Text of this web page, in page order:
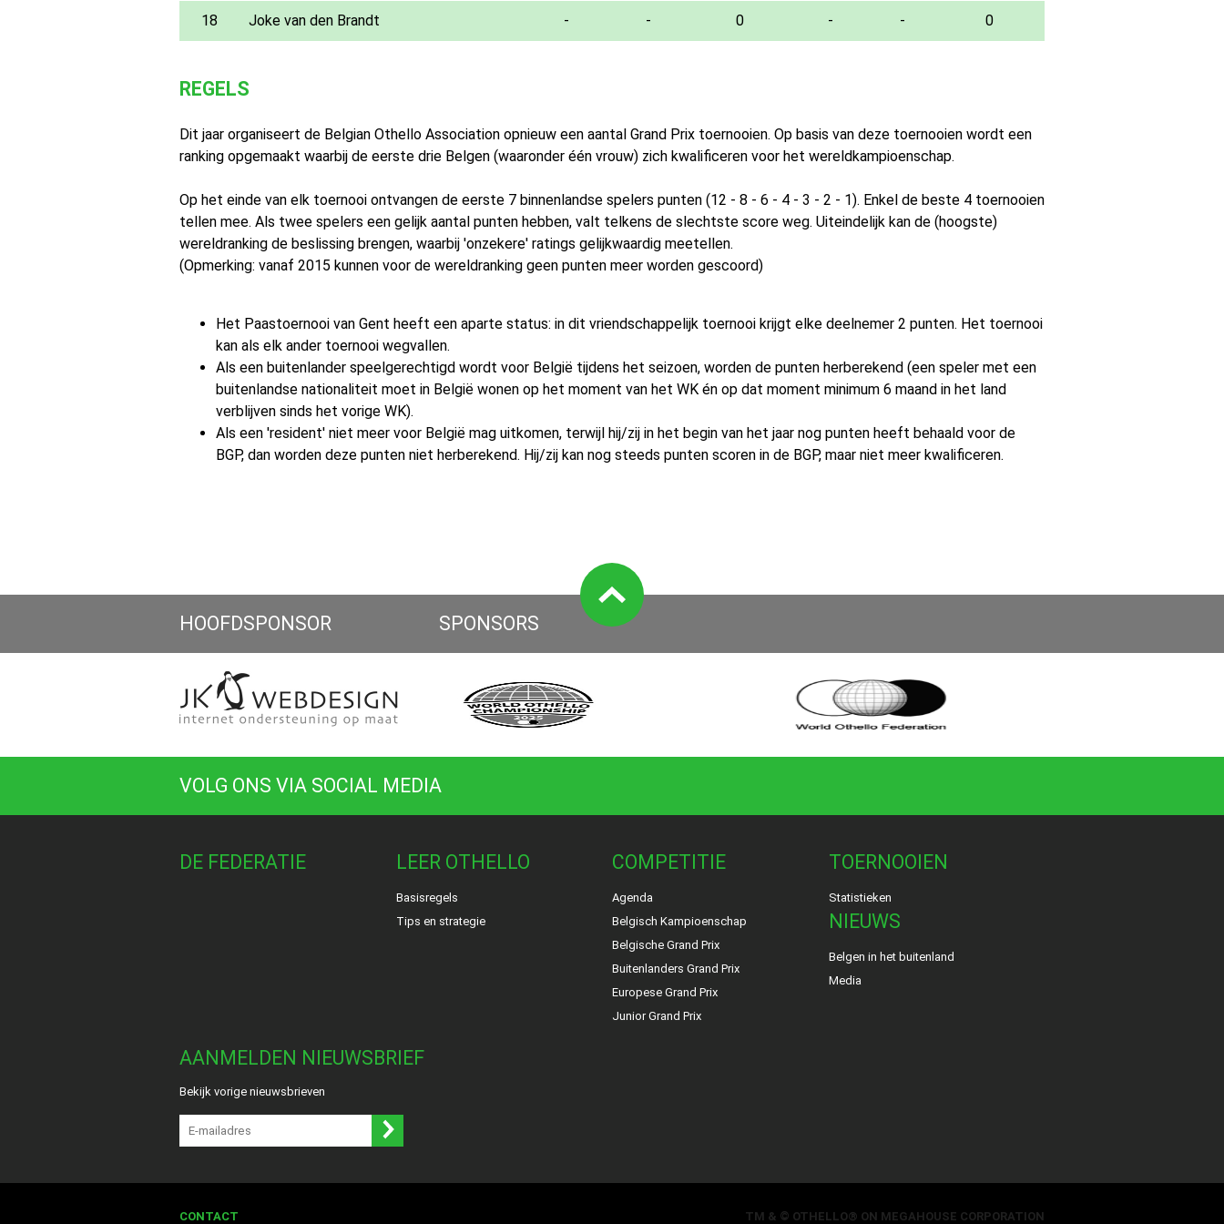
18 Joke van den Brandt - - 0 - - 0
REGELS
Dit jaar organiseert de Belgian Othello Association opnieuw een aantal Grand Prix toernooien. Op basis van deze toernooien wordt een
ranking opgemaakt waarbij de eerste drie Belgen (waaronder één vrouw) zich kwalificeren voor het wereldkampioenschap.
Op het einde van elk toernooi ontvangen de eerste 7 binnenlandse spelers punten (12 - 8 - 6 - 4 - 3 - 2 - 1). Enkel de beste 4 toernooien
tellen mee. Als twee spelers een gelijk aantal punten hebben, valt telkens de slechtste score weg. Uiteindelijk kan de (hoogste)
wereldranking de beslissing brengen, waarbij 'onzekere' ratings gelijkwaardig meetellen.
(Opmerking: vanaf 2015 kunnen voor de wereldranking geen punten meer worden gescoord)
Het Paastoernooi van Gent heeft een aparte status: in dit vriendschappelijk toernooi krijgt elke deelnemer 2 punten. Het toernooi
kan als elk ander toernooi wegvallen.
Als een buitenlander speelgerechtigd wordt voor België tijdens het seizoen, worden de punten herberekend (een speler met een
buitenlandse nationaliteit moet in België wonen op het moment van het WK én op dat moment minimum 6 maand in het land
verblijven sinds het vorige WK).
Als een 'resident' niet meer voor België mag uitkomen, terwijl hij/zij in het begin van het jaar nog punten heeft behaald voor de
BGP, dan worden deze punten niet herberekend. Hij/zij kan nog steeds punten scoren in de BGP, maar niet meer kwalificeren.
HOOFDSPONSOR SPONSORS
VOLG ONS VIA SOCIAL MEDIA
DE FEDERATIE LEER OTHELLO
Basisregels
Tips en strategie
COMPETITIE
Agenda
Belgisch Kampioenschap
Belgische Grand Prix
Buitenlanders Grand Prix
Europese Grand Prix
Junior Grand Prix
TOERNOOIEN
Statistieken
NIEUWS
Belgen in het buitenland
Media
AANMELDEN NIEUWSBRIEF
Bekijk vorige nieuwsbrieven
CONTACT TM & © OTHELLO® ON MEGAHOUSE CORPORATION